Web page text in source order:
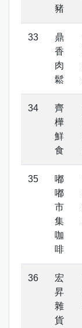
豬
鼎
香
肉
鬆
齊
樺
鮮
食
嘟
嘟
市
集
咖
啡
宏
昇
雜
貨